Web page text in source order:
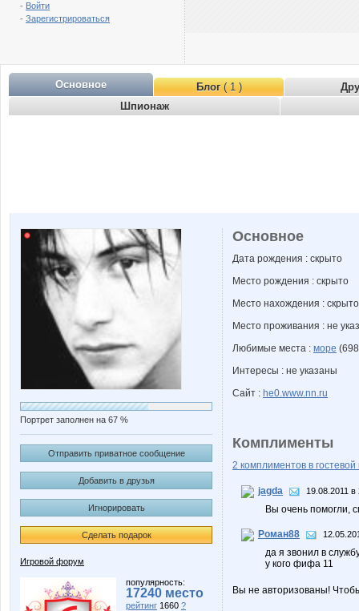
- Войти
- Зарегистрироваться
Основное Блог( 1 )
Шпионаж
Портрет заполнен на 67 %
Отправить приватное сообщение
Добавить в друзья
Игнорировать
Сделать подарок
Игровой форум
популярность:
17240 место
рейтинг 1660 ?
Основное
Дата рождения : скрыто
Место рождения : скрыто
Место нахождения : скрыто
Место проживания : не
Любимые места : море
Интересы : не указаны
Сайт : he0.www.nn.ru
Комплименты
2 комплиментов в гостевой
jagda 19.08.2011 в
Вы очень помогли,
Роман88
да я звонил в
у кого фифа 11
Вы не авторизованы!